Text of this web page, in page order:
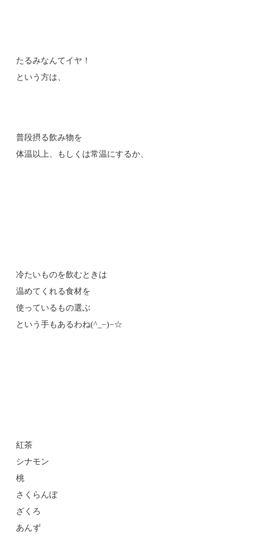
たるみなんてイヤ！
という方は、
普段摂る飲み物を
体温以上、もしくは常温にするか、
冷たいものを飲むときは
温めてくれる食材を
使っているもの選ぶ
という手もあるわね(^_−)−☆
紅茶
シナモン
桃
さくらんぼ
ざくろ
あんず